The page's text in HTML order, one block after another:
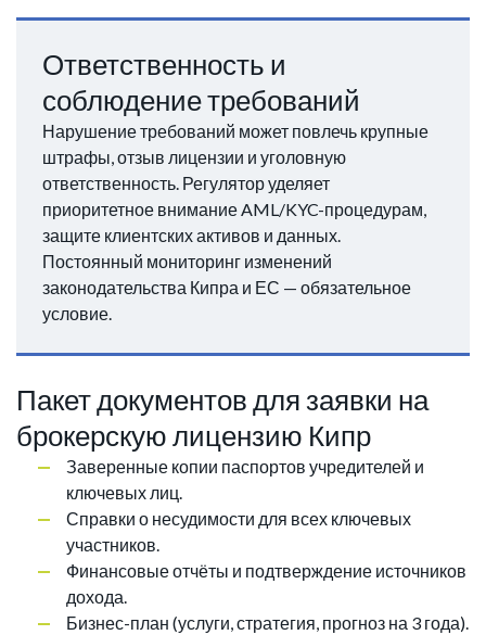
Ответственность и
соблюдение требований
Нарушение требований может повлечь крупные
штрафы, отзыв лицензии и уголовную
ответственность. Регулятор уделяет
приоритетное внимание AML/KYC-процедурам,
защите клиентских активов и данных.
Постоянный мониторинг изменений
законодательства Кипра и ЕС — обязательное
условие.
Пакет документов для заявки на
брокерскую лицензию Кипр
Заверенные копии паспортов учредителей и
ключевых лиц.
Справки о несудимости для всех ключевых
участников.
Финансовые отчёты и подтверждение источников
дохода.
Бизнес-план (услуги, стратегия, прогноз на 3 года).